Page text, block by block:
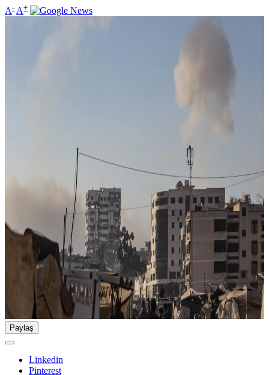
A- A+
Paylaş
Linkedin
Pinterest